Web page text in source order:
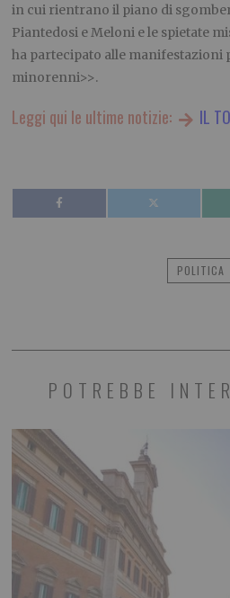
in cui rientrano il piano di
Piantedosi e Meloni e le spietate
ha partecipato alle manifestazioni
minorenni>>.
Leggi qui le ultime notizie: IL
POLITICA
POTREBBE